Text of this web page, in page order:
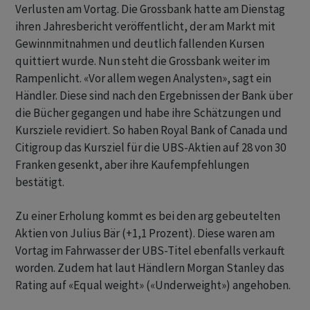
Verlusten am Vortag. Die Grossbank hatte am Dienstag
ihren Jahresbericht veröffentlicht, der am Markt mit
Gewinnmitnahmen und deutlich fallenden Kursen
quittiert wurde. Nun steht die Grossbank weiter im
Rampenlicht. «Vor allem wegen Analysten», sagt ein
Händler. Diese sind nach den Ergebnissen der Bank über
die Bücher gegangen und habe ihre Schätzungen und
Kursziele revidiert. So haben Royal Bank of Canada und
Citigroup das Kursziel für die UBS-Aktien auf 28 von 30
Franken gesenkt, aber ihre Kaufempfehlungen
bestätigt.
Zu einer Erholung kommt es bei den arg gebeutelten
Aktien von Julius Bär (+1,1 Prozent). Diese waren am
Vortag im Fahrwasser der UBS-Titel ebenfalls verkauft
worden. Zudem hat laut Händlern Morgan Stanley das
Rating auf «Equal weight» («Underweight») angehoben.